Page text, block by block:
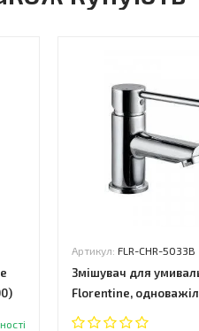
Артикул: FLR-CHR-5033B
Змішувач для
Florentine,
CHR-5033B)